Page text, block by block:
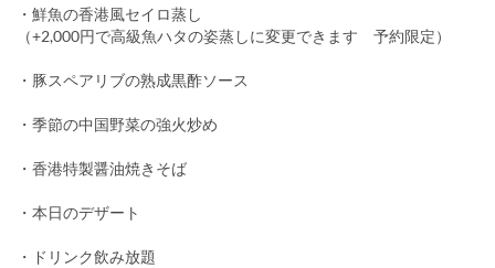
・鮮魚の香港風セイロ蒸し
（+2,000円で高級魚ハタの姿蒸しに変更できます 予約限定）
・豚スペアリブの熟成黒酢ソース
・季節の中国野菜の強火炒め
・香港特製醤油焼きそば
・本日のデザート
・ドリンク飲み放題